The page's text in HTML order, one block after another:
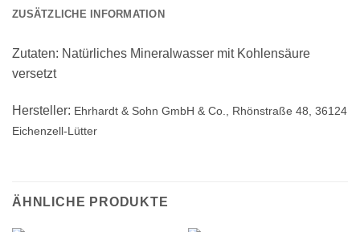
ZUSÄTZLICHE INFORMATION
Zutaten: Natürliches Mineralwasser mit Kohlensäure
versetzt
Hersteller: Ehrhardt & Sohn GmbH & Co., Rhönstraße 48, 36124
Eichenzell-Lütter
ÄHNLICHE PRODUKTE